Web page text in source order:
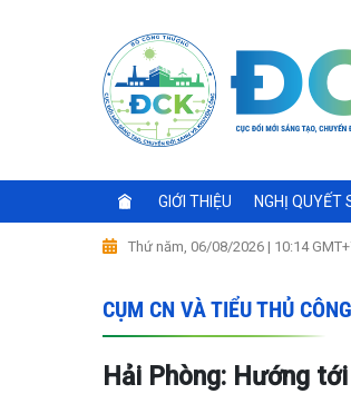
GIỚI THIỆU NGHỊ
Thứ năm, 06/08/2026 | 10:14
CỤM CN VÀ TIỂU THỦ
Hải Phòng: Hướng